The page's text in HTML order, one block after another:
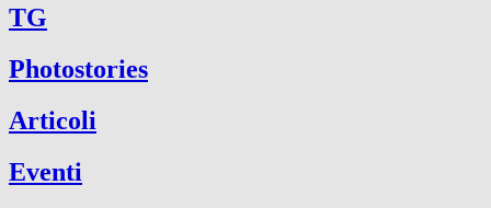
TG
Photostories
Articoli
Eventi